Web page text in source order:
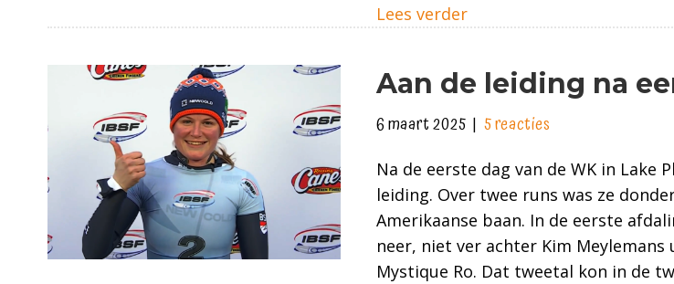
Lees verderabout Wereldkampioen!
Aan de leiding na
6 maart 2025 | 5 reacties
Na de eerste dag van de WK in Lake
leiding. Over twee runs was ze
Amerikaanse baan. In de eerste
neer, niet ver achter Kim Meylemans
Mystique Ro. Dat tweetal kon in de